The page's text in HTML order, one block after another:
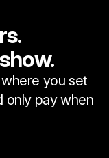
you set
only pay when